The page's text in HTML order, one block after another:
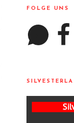
FOLGE UNS
WhatsApp